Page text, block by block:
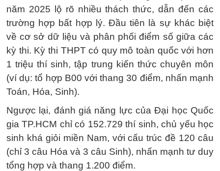
năm 2025 lộ rõ nhiều thách thức, dẫn đến các
trường hợp bất hợp lý. Đầu tiên là sự khác biệt
về cơ sở dữ liệu và phân phối điểm số giữa các
kỳ thi. Kỳ thi THPT có quy mô toàn quốc với hơn
1 triệu thí sinh, tập trung kiến thức chuyên môn
(ví dụ: tổ hợp B00 với thang 30 điểm, nhấn mạnh
Toán, Hóa, Sinh).
Ngược lại, đánh giá năng lực của Đại học Quốc
gia TP.HCM chỉ có 152.729 thí sinh, chủ yếu học
sinh khá giỏi miền Nam, với cấu trúc đề 120 câu
(chỉ 3 câu Hóa và 3 câu Sinh), nhấn mạnh tư duy
tổng hợp và thang 1.200 điểm.